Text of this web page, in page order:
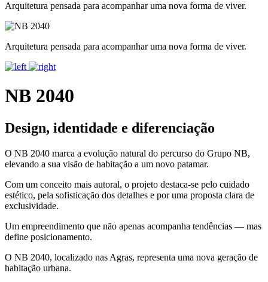
Arquitetura pensada para acompanhar uma nova forma de viver.
Arquitetura pensada para acompanhar uma nova forma de viver.
NB 2040
Design, identidade e diferenciação
O NB 2040 marca a evolução natural do percurso do Grupo NB,
elevando a sua visão de habitação a um novo patamar.
Com um conceito mais autoral, o projeto destaca-se pelo cuidado
estético, pela sofisticação dos detalhes e por uma proposta clara de
exclusividade.
Um empreendimento que não apenas acompanha tendências — mas
define posicionamento.
O NB 2040, localizado nas Agras, representa uma nova geração de
habitação urbana.